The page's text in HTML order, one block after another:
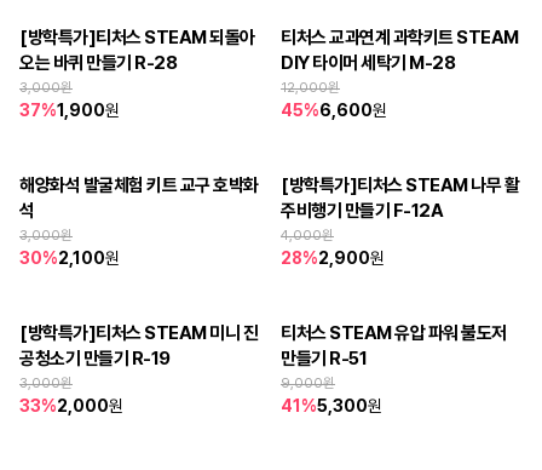
[방학특가]티처스 STEAM 되돌아
오는 바퀴 만들기 R-28
3,000원
37%1,900원
티처스 교과연계 과학키트 STEAM
DIY 타이머 세탁기 M-28
12,000원
45%6,600원
해양화석 발굴체험 키트 교구 호박화
석
3,000원
30%2,100원
[방학특가]티처스 STEAM 나무 활
주비행기 만들기 F-12A
4,000원
28%2,900원
[방학특가]티처스 STEAM 미니 진
공청소기 만들기 R-19
3,000원
33%2,000원
티처스 STEAM 유압 파워 불도저
만들기 R-51
9,000원
41 %5,300원